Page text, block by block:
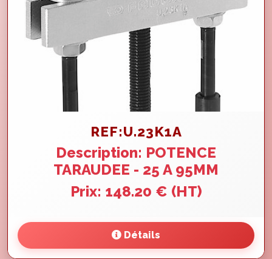
REF:U.23K1A
Description: POTENCE
TARAUDEE - 25 A 95MM
Prix: 148.20 € (HT)
Détails